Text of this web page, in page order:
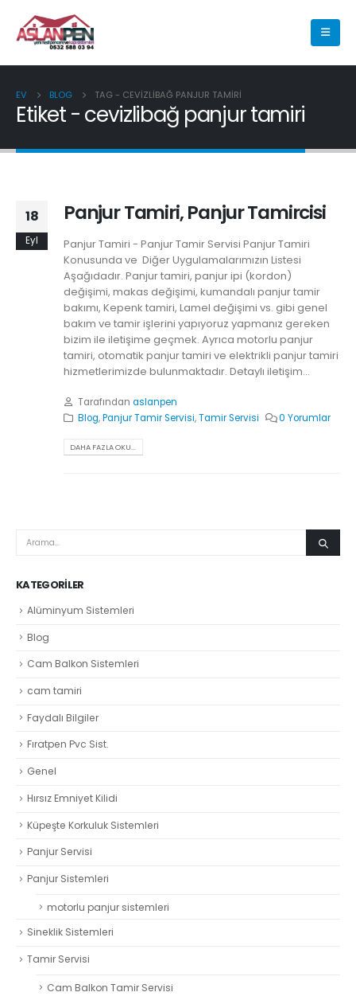
EV BLOG TAG - CEVIZLIBAĞ PANJUR TAMIRI
Etiket - cevizlibağ panjur tamiri
18
Eyl
Panjur Tamiri, Panjur Tamircisi
Panjur Tamiri - Panjur Tamir Servisi Panjur Tamiri
Konusunda ve Diğer Uygulamalarımızın Listesi
Aşağıdadır. Panjur tamiri, panjur ipi (kordon)
değişimi, makas değişimi, kumandalı panjur tamir
bakımı, Kepenk tamiri, Lamel değişimi vs. gibi genel
bakım ve tamir işlerini yapıyoruz yapmanız gereken
bizim ile iletişime geçmek. Ayrıca motorlu panjur
tamiri, otomatik panjur tamiri ve elektrikli panjur tamiri
hizmetlerimizde bulunmaktadır. Detaylı iletişim...
Tarafından aslanpen
Blog,Panjur Tamir Servisi,Tamir Servisi 0 Yorumlar
DAHA FAZLA OKU...
KATEGORILER
Alüminyum Sistemleri
Blog
Cam Balkon Sistemleri
cam tamiri
Faydalı Bilgiler
Fıratpen Pvc Sist.
Genel
Hırsız Emniyet Kilidi
Küpeşte Korkuluk Sistemleri
Panjur Servisi
Panjur Sistemleri
motorlu panjur sistemleri
Sineklik Sistemleri
Tamir Servisi
Cam Balkon Tamir Servisi